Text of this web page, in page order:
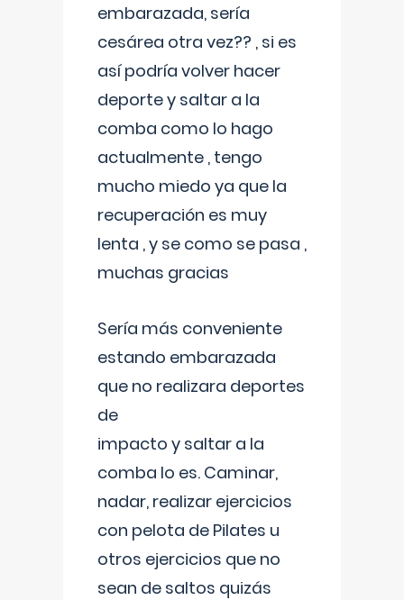
embarazada, sería
cesárea otra vez?? , si es
así podría volver hacer
deporte y saltar a la
comba como lo hago
actualmente , tengo
mucho miedo ya que la
recuperación es muy
lenta , y se como se pasa ,
muchas gracias
Sería más conveniente
estando embarazada
que no realizara deportes
de
impacto y saltar a la
comba lo es. Caminar,
nadar, realizar ejercicios
con pelota de Pilates u
otros ejercicios que no
sean de saltos quizás